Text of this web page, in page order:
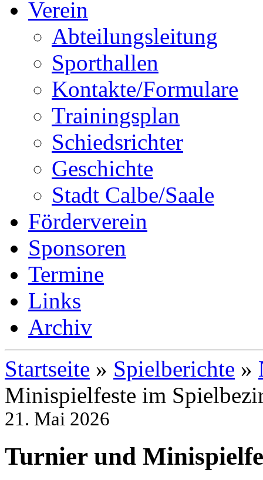
Verein
Abteilungsleitung
Sporthallen
Kontakte/Formulare
Trainingsplan
Schiedsrichter
Geschichte
Stadt Calbe/Saale
Förderverein
Sponsoren
Termine
Links
Archiv
Startseite » Spielberichte »
Minispielfeste im
21. Mai 2026
Turnier und